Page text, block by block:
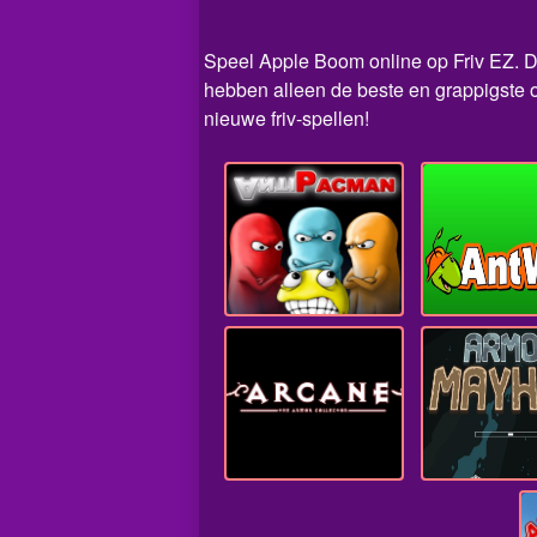
Speel Apple Boom online op Friv EZ.
hebben alleen de beste en grappigste
nieuwe friv-spellen!